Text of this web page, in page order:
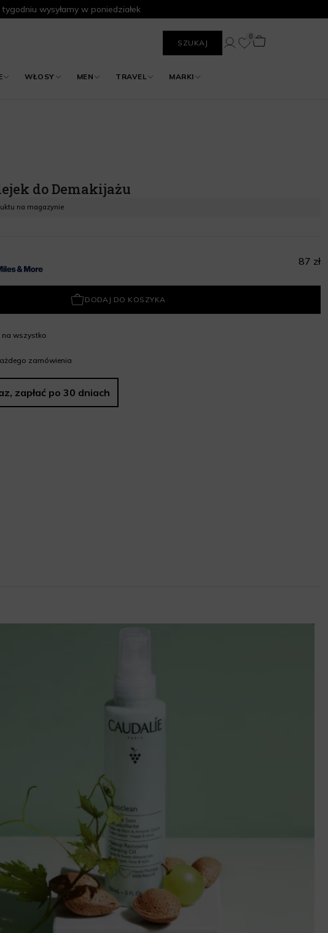
wysyłamy w poniedziałek
SZUKAJ
WŁOSY MEN TRAVEL MARKI
0
do Demakijażu
na magazynie
87 zł
DODAJ DO KOSZYKA
wszystko
zamówienia
zapłać po 30 dniach